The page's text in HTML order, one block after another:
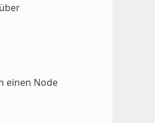
einen Node